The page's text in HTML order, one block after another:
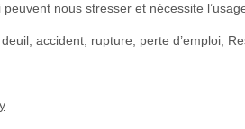
nous stresser et nécessite
accident, rupture, perte d’emploi,